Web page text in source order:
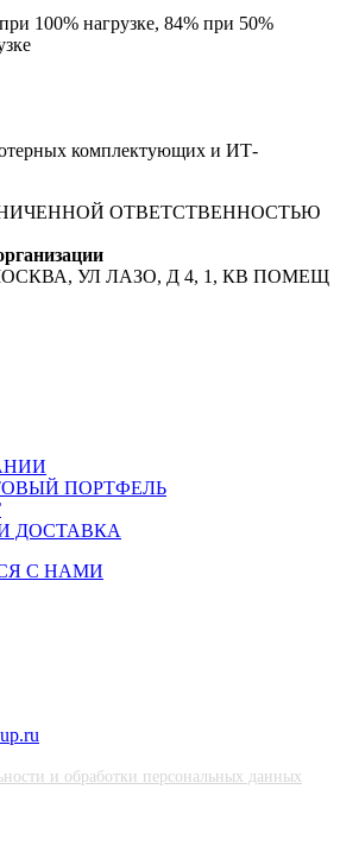
100% нагрузке, 84% при 50%
комплектующих и ИТ-
ОТВЕТСТВЕННОСТЬЮ
УЛ ЛАЗО, Д 4, 1, КВ ПОМЕЩ
ПОРТФЕЛЬ
ДОСТАВКА
С НАМИ
и обработки персональных данных